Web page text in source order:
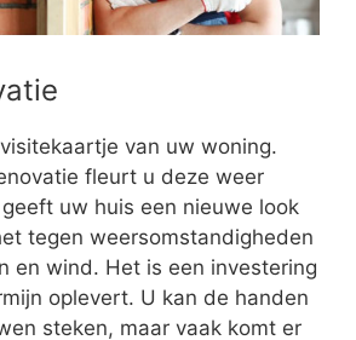
van uw woning.
fleurt u deze weer
uw huis een nieuwe look
tegen weersomstandigheden
en wind. Het is een investering
oplevert. U kan de handen
steken, maar vaak komt er